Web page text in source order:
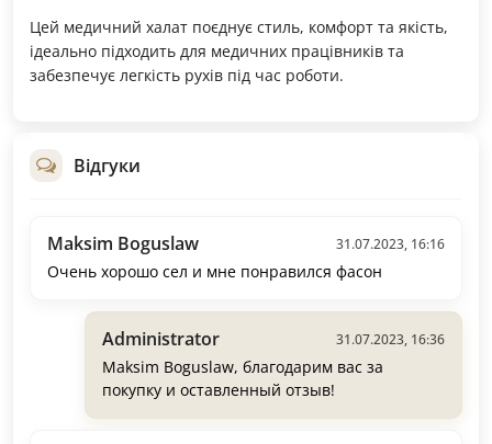
Цей медичний халат поєднує стиль, комфорт та якість,
ідеально підходить для медичних працівників та
забезпечує легкість рухів під час роботи.
Відгуки
Maksim Boguslaw 31.07.2023, 16:16
Очень хорошо сел и мне понравился фасон
Administrator 31.07.2023, 16:36
Maksim Boguslaw, благодарим вас за
покупку и оставленный отзыв!